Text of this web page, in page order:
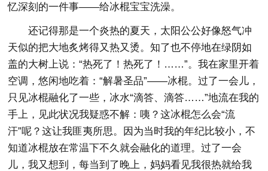
忆深刻的一件事——给冰棍宝宝洗澡。
还记得那是一个炎热的夏天，太阳公公好像怒气冲
天似的把大地炙烤得又热又烫。知了也不停地在绿阴如
盖的大树上说：“热死了！热死了！……”。我在家里开着
空调，悠闲地吃着：“解暑圣品”——冰棍。过了一会儿，
只见冰棍融化了一些，冰水“滴答、滴答……”地流在我的
手上，见此状况我疑惑不解：咦？这冰棍怎么会“流
汗”呢？这让我匪夷所思。因为当时我的年纪比较小，不
知道冰棍放在常温下不久就会融化的道理。过了一会
儿，我又想到，每当到了晚上，妈妈看见我很热就给我